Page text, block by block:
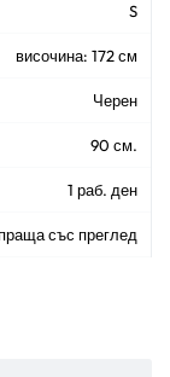
S
височина: 172 см
Черен
90 см.
1 раб. ден
със преглед